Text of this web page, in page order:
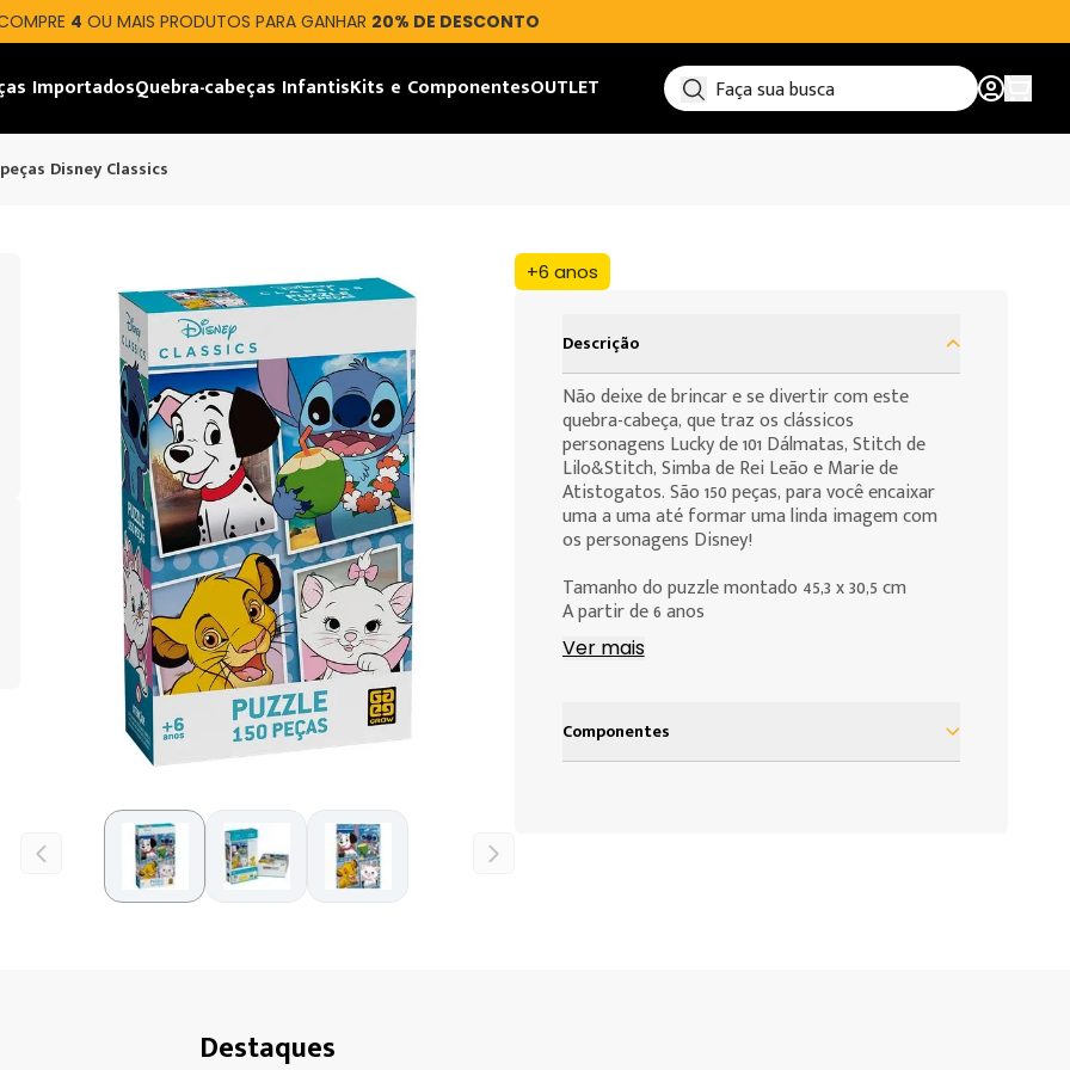
4 OU MAIS PRODUTOS PARA GANHAR 20% DE DESCONTO
ImportadosQuebra-cabeças InfantisKits e ComponentesOUTLET
Disney Classics
+6 anos
Descrição
Não deixe de brincar e se divertir com este
quebra-cabeça, que traz os clássicos
personagens Lucky de 101 Dálmatas, Stitch de
Lilo&Stitch, Simba de Rei Leão e Marie de
Atistogatos. São 150 peças, para você encaixar
uma a uma até formar uma linda imagem com
os personagens Disney!
Tamanho do puzzle montado 45,3 x 30,5 cm
A partir de 6 anos
Ver mais
Componentes
Destaques